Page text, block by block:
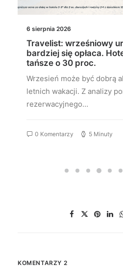
6 sierpnia 2026
Travelist: wrześniowy
bardziej się opłaca.
tańsze o 30 proc.
Wrzesień może być dobrą
letnich wakacji. Z analizy
rezerwacyjnego…
0 Komentarzy 5 Minuty
KOMENTARZY 2